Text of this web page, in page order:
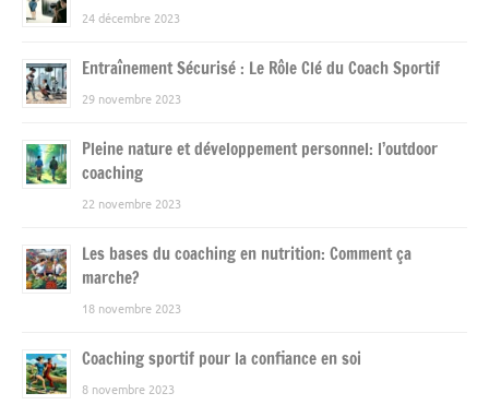
24 décembre 2023
Entraînement Sécurisé : Le Rôle Clé du Coach Sportif
29 novembre 2023
Pleine nature et développement personnel: l’outdoor
coaching
22 novembre 2023
Les bases du coaching en nutrition: Comment ça
marche?
18 novembre 2023
Coaching sportif pour la confiance en soi
8 novembre 2023